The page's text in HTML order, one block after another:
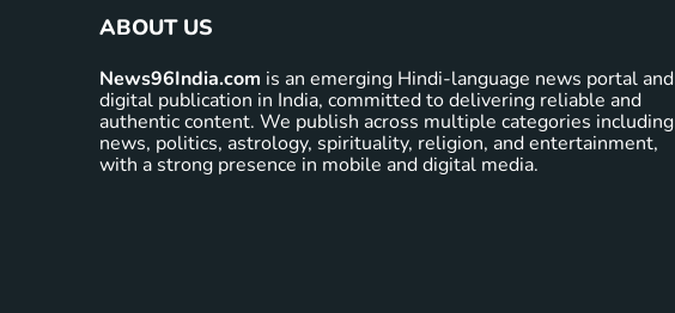
ABOUT US
News96India.com is an emerging Hindi-language news portal and
digital publication in India, committed to delivering reliable and
authentic content. We publish across multiple categories including
news, politics, astrology, spirituality, religion, and entertainment,
with a strong presence in mobile and digital media.